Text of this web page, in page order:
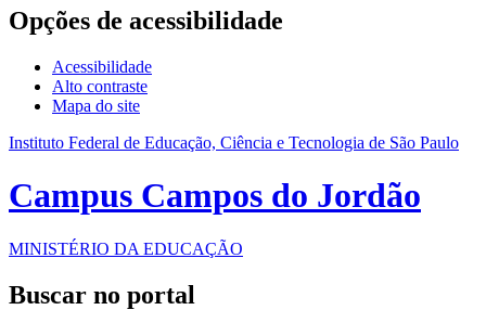
Acesso à informação
Opções de acessibilidade
Acessibilidade
Alto contraste
Mapa do site
Instituto Federal de Educação, Ciência e Tecnologia de São Paulo
Campus Campos do Jordão
MINISTÉRIO DA EDUCAÇÃO
Buscar no portal